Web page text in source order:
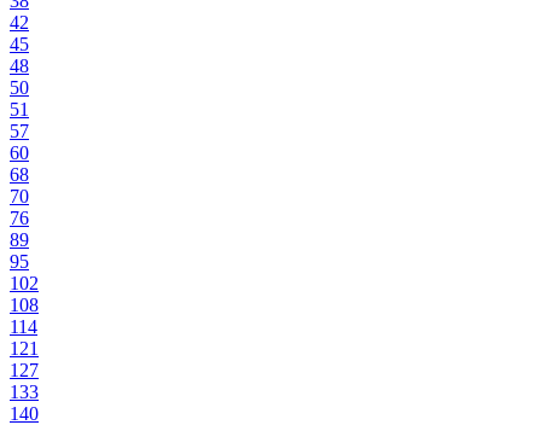
42
45
48
50
51
57
60
68
70
76
89
95
102
108
114
121
127
133
140